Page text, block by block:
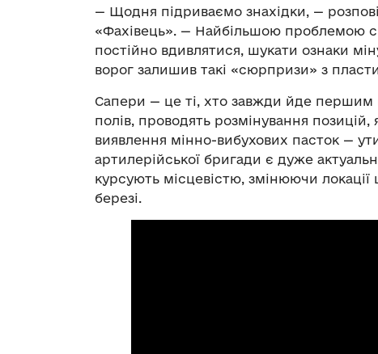
— Щодня підриваємо знахідки, —
«Фахівець». — Найбільшою проблемою
постійно вдивлятися, шукати ознаки
ворог залишив такі «сюрпризи» з
Сапери — це ті, хто завжди йде першим
полів, проводять розмінування позицій,
виявлення мінно-вибухових пасток —
артилерійської бригади є дуже
курсують місцевістю, змінюючи
березі.